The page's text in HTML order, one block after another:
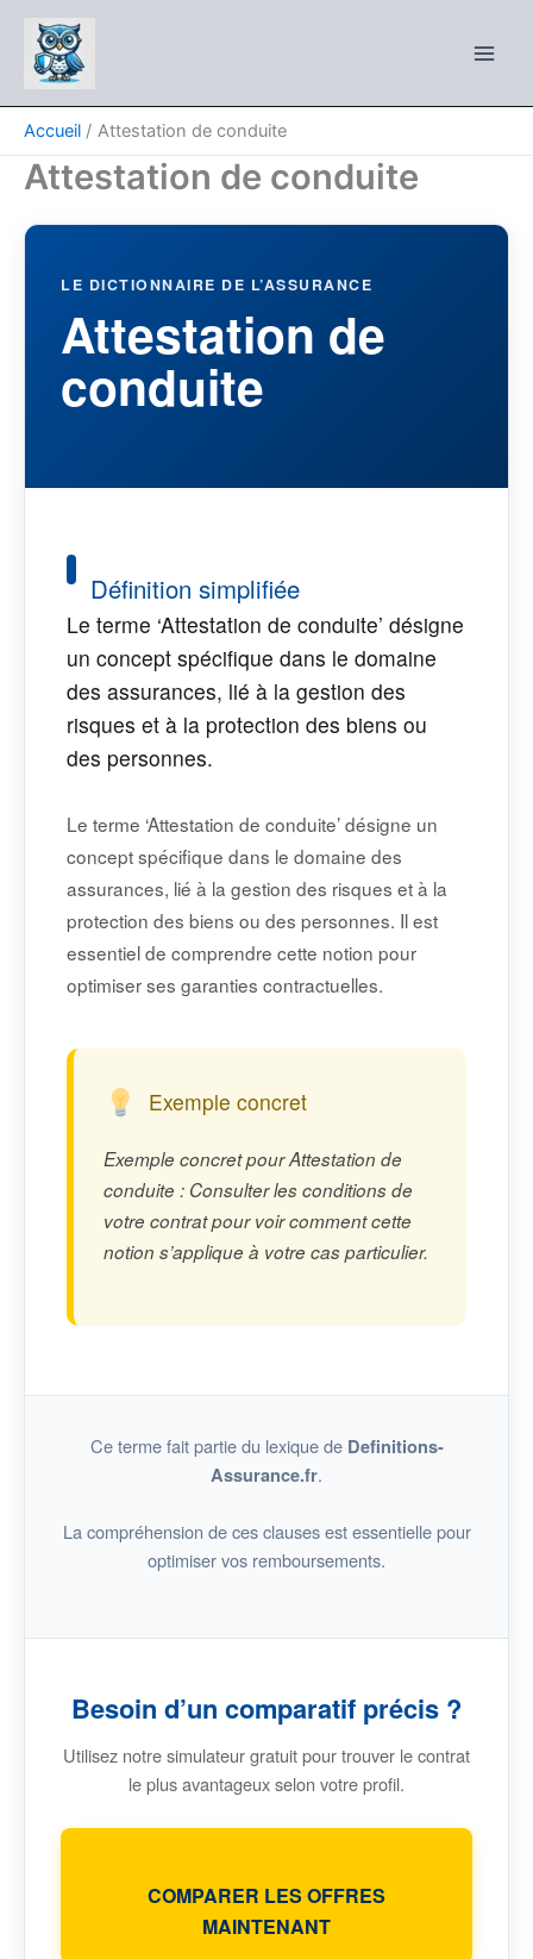
contenu
Accueil Attestation de conduite
Attestation de conduite
LE DICTIONNAIRE DE L’ASSURANCE
Attestation de
conduite
Définition simplifiée
Le terme ‘Attestation de conduite’ désigne
un concept spécifique dans le domaine
des assurances, lié à la gestion des
risques et à la protection des biens ou
des personnes.
Le terme ‘Attestation de conduite’ désigne un
concept spécifique dans le domaine des
assurances, lié à la gestion des risques et à la
protection des biens ou des personnes. Il est
essentiel de comprendre cette notion pour
optimiser ses garanties contractuelles.
Exemple concret
Exemple concret pour Attestation de
conduite : Consulter les conditions de
votre contrat pour voir comment cette
notion s’applique à votre cas particulier.
Ce terme fait partie du lexique de Definitions-
Assurance.fr.
La compréhension de ces clauses est essentielle pour
optimiser vos remboursements.
Besoin d’un comparatif précis ?
Utilisez notre simulateur gratuit pour trouver le contrat
le plus avantageux selon votre profil.
COMPARER LES OFFRES
MAINTENANT